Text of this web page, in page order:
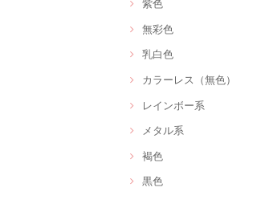
紫色
無彩色
乳白色
カラーレス（無色）
レインボー系
メタル系
褐色
黒色